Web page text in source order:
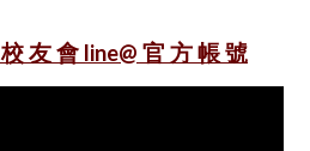
校 友 會 line@ 官 方 帳 號